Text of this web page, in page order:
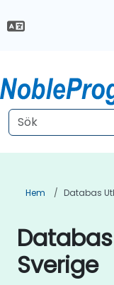
Hem Databas
Sverige